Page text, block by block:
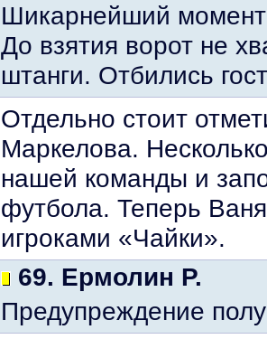
Шикарнейший момент
До взятия ворот не
штанги. Отбились
Отдельно стоит
Маркелова.
нашей команды и
футбола. Теперь
игроками «Чайки».
69. Ермолин Р.
Предупреждение